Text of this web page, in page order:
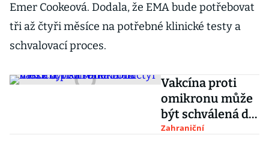
Emer Cookeová. Dodala, že EMA bude potřebovat
tři až čtyři měsíce na potřebné klinické testy a
schvalovací proces.
Vakcína proti
omikronu může
být schválená do
čtyř měsíců, říká
Zahraniční